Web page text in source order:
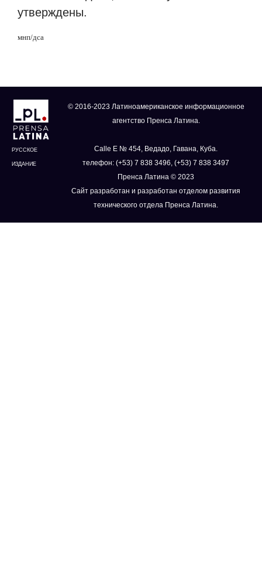
утверждены.
мнп/дса
РУССКОЕ
ИЗДАНИЕ
© 2016-2023 Латиноамериканское информационное
агентство Пренса Латина.
Calle E № 454, Ведадо, Гавана, Куба.
телефон: (+53) 7 838 3496, (+53) 7 838 3497
Пренса Латина © 2023
Сайт разработан и разработан отделом развития
технического отдела Пренса Латина.